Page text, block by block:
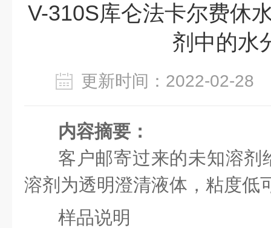
V-310S库仑法卡尔费休
剂中的水
更新时间：2022-02-
内容摘要：
客户邮寄过来的未知溶剂
溶剂为透明澄清液体，粘度低
样品说明